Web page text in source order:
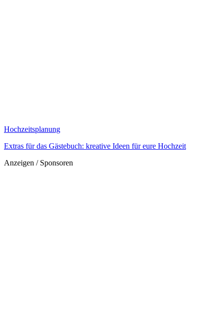
Hochzeitsplanung
Extras für das Gästebuch: kreative Ideen für eure Hochzeit
Anzeigen / Sponsoren